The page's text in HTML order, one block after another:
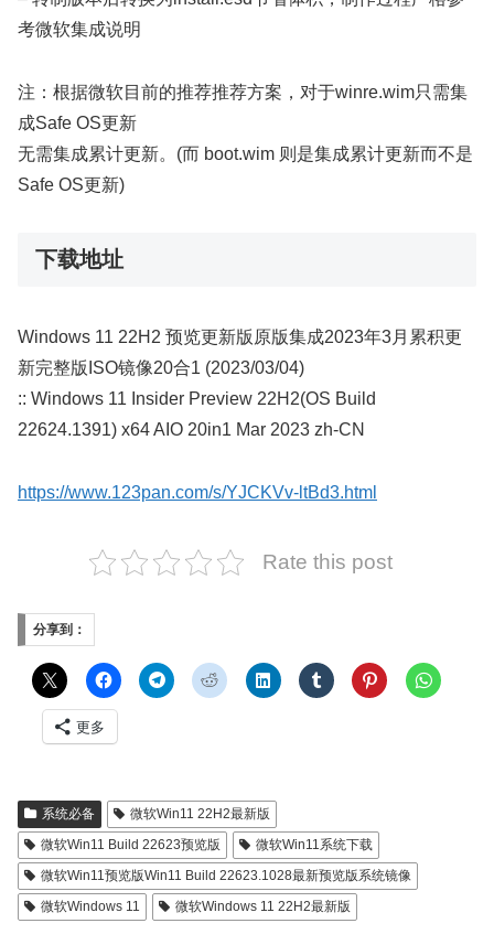
考微软集成说明
注：根据微软目前的推荐推荐方案，对于winre.wim只需集
成Safe OS更新
无需集成累计更新。(而 boot.wim 则是集成累计更新而不是
Safe OS更新)
下载地址
Windows 11 22H2 预览更新版原版集成2023年3月累积更
新完整版ISO镜像20合1 (2023/03/04)
:: Windows 11 Insider Preview 22H2(OS Build
22624.1391) x64 AIO 20in1 Mar 2023 zh-CN
https://www.123pan.com/s/YJCKVv-ltBd3.html
Rate this post
分享到：
更多
系统必备
微软Win11 22H2最新版
微软Win11 Build 22623预览版
微软Win11系统下载
微软Win11预览版Win11 Build 22623.1028最新预览版系统镜像
微软Windows 11
微软Windows 11 22H2最新版